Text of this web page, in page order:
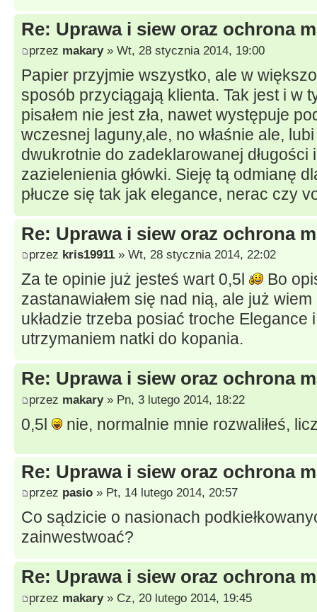
Re: Uprawa i siew oraz ochrona
przez makary» Wt, 28 stycznia 2014, 19:00
Papier przyjmie wszystko, ale w
sposób przyciągają klienta. Tak jest i w
pisałem nie jest zła, nawet występuje
wczesnej laguny,ale, no właśnie ale,
dwukrotnie do zadeklarowanej długości
zazielenienia główki. Sieję tą odmianę
płucze się tak jak elegance, nerac czy
Re: Uprawa i siew oraz ochrona
przez kris19911 » Wt, 28 stycznia 2014, 22:02
Za te opinie już jesteś wart 0,5l
Bo
zastanawiałem się nad nią, ale już
układzie trzeba posiać troche Elegance
utrzymaniem natki do kopania.
Re: Uprawa i siew oraz ochrona
przez makary» Pn, 3 lutego 2014, 18:22
0,5l nie, normalnie mnie rozwaliłeś,
Re: Uprawa i siew oraz ochrona
przez pasio » Pt, 14 lutego 2014, 20:57
Co sądzicie o nasionach
zainwestwoać?
Re: Uprawa i siew oraz ochrona
przez makary» Cz, 20 lutego 2014, 19:45